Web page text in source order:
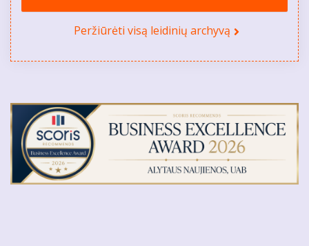
Peržiūrėti visą leidinių archyvą